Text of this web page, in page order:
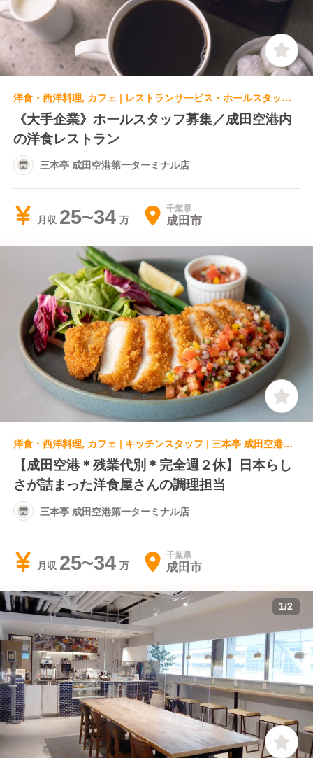
洋食・西洋料理, カフェ | レストランサービス・ホールスタッフ | 三本亭 成田空港第一ターミナル店
《大手企業》ホールスタッフ募集／成田空港内
の洋食レストラン
三本亭 成田空港第一ターミナル店
月収 25~34 千葉県
成田市
洋食・西洋料理, カフェ | キッチンスタッフ | 三本亭 成田空港第一ターミナル店
【成田空港＊残業代別＊完全週２休】日本らし
さが詰まった洋食屋さんの調理担当
三本亭 成田空港第一ターミナル店
月収 25~34 千葉県
成田市
1/2